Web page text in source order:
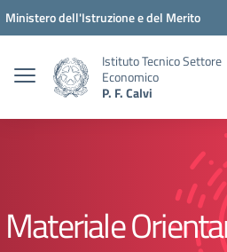
Vai ai contenuti
Vai al menu di navigazione
Vai al footer
Ministero dell'Istruzione e del Merito
Istituto Tecnico Settore
Economico
P. F. Calvi
Materiale